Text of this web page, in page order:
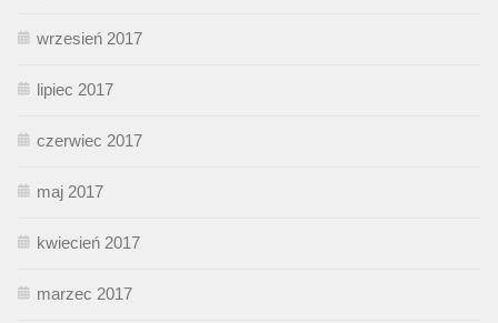
wrzesień 2017
lipiec 2017
czerwiec 2017
maj 2017
kwiecień 2017
marzec 2017